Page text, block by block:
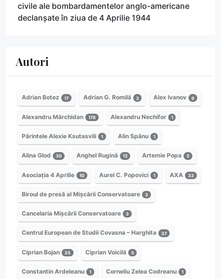
civile ale bombardamentelor anglo-americane
declanșate în ziua de 4 Aprilie 1944
Autori
Adrian Botez 17 Adrian G. Romilă 2 Alex Ivanov 9
Alexandru Mărchidan 178 Alexandru Nechifor 1
Părintele Alexie Ksutasvili 1 Alin Spânu 1
Alina Glod 30 Anghel Rugină 12 Artemie Popa 3
Asociația 4 Aprilie 10 Aurel C. Popovici 1 AXA 33
Biroul de presă al Mișcării Conservatoare 3
Cancelaria Mișcării Conservatoare 3
Centrul European de Studii Covasna – Harghita 37
Ciprian Bojan 25 Ciprian Voicilă 5
Constantin Ardeleanu 1 Corneliu Zelea Codreanu 1